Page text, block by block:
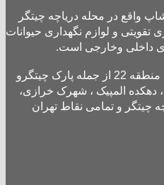
واقع در محله دریاچه چیتگر
تقویتی و لوازم نگهداری حیوانات
داخلی وخارجی است.
پت شاپ نینی پت به تمامی نقاط منطقه 22 از جمله پارک چیتگرو
المپیک ، شهرک خرازی،
چیتگر و تمامی نقاط تهران